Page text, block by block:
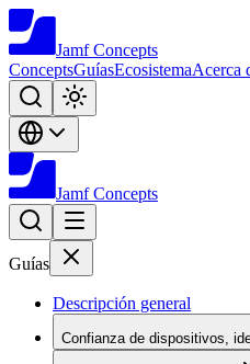
Jamf Concepts
ConceptsGuíasEcosistemaAcerca
Jamf Concepts
Guías
Descripción general
Confianza de dispositivos,